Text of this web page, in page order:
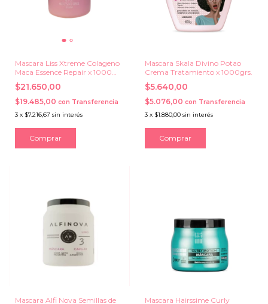
Mascara Liss Xtreme Colageno
Maca Essence Repair x 1000
grs.
$21.650,00
$19.485,00 con Transferencia
3 x $7.216,67 sin interés
Mascara Skala Divino Potao
Crema Tratamiento x 1000grs.
$5.640,00
$5.076,00 con Transferencia
3 x $1.880,00 sin interés
Mascara Alfi Nova Semillas de Mascara Hairssime Curly